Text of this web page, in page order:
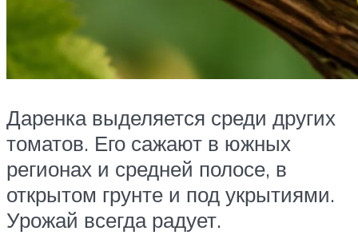
Даренка выделяется среди других
томатов. Его сажают в южных
регионах и средней полосе, в
открытом грунте и под укрытиями.
Урожай всегда радует.